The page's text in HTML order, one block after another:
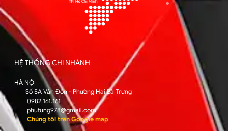
HỆ THỐNG CHI NHÁNH
HÀ NỘI
Số 5A Vân Đồn - Phường Hai Bà Trưng
0982.161.161
phutung978@gmail.com
Chúng tôi trên Google map